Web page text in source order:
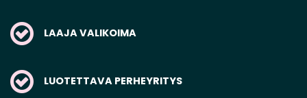
LAAJA VALIKOIMA
LUOTETTAVA PERHEYRITYS